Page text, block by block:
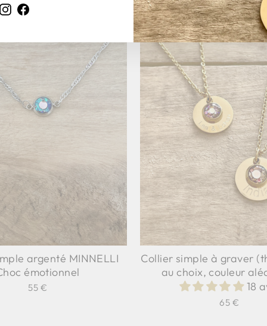
Instagram
Facebook
argenté MINNELLI
émotionnel
55 €
Collier simple à graver
au choix, couleur
18
65 €